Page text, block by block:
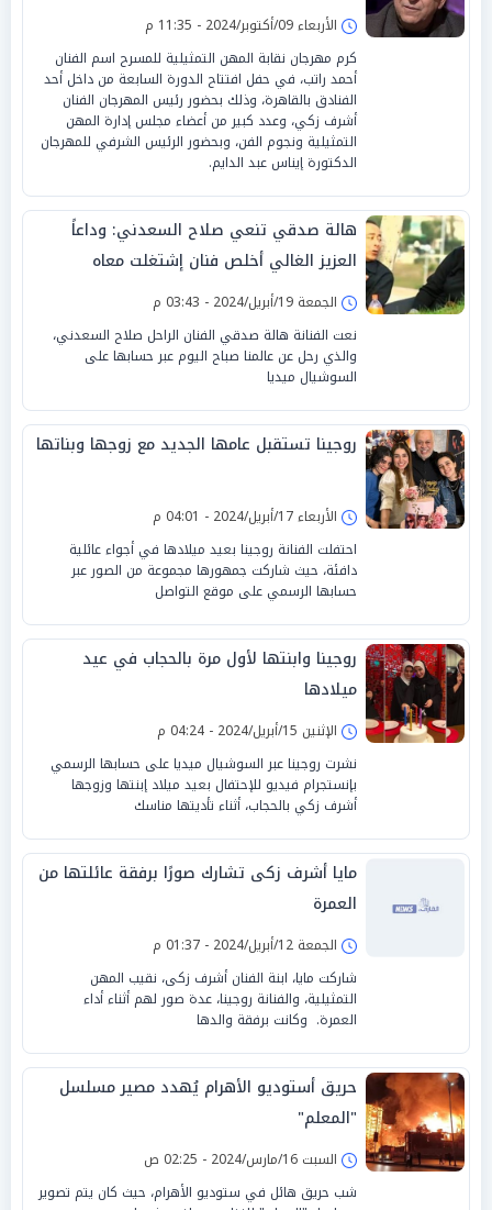
الأربعاء 09/أكتوبر/2024 - 11:35 م
كرم مهرجان نقابة المهن التمثيلية للمسرح اسم الفنان
أحمد راتب، في حفل افتتاح الدورة السابعة من داخل أحد
الفنادق بالقاهرة، وذلك بحضور رئيس المهرجان الفنان
أشرف زكي، وعدد كبير من أعضاء مجلس إدارة المهن
التمثيلية ونجوم الفن، وبحضور الرئيس الشرفي للمهرجان
الدكتورة إيناس عبد الدايم.
هالة صدقي تنعي صلاح السعدني: وداعاً
العزيز الغالي أخلص فنان إشتغلت معاه
الجمعة 19/أبريل/2024 - 03:43 م
نعت الفنانة هالة صدقي الفنان الراحل صلاح السعدني،
والذي رحل عن عالمنا صباح اليوم عبر حسابها على
السوشيال ميديا
روجينا تستقبل عامها الجديد مع زوجها وبناتها
الأربعاء 17/أبريل/2024 - 04:01 م
احتفلت الفنانة روجينا بعيد ميلادها في أجواء عائلية
دافئة، حيث شاركت جمهورها مجموعة من الصور عبر
حسابها الرسمي على موقع التواصل
روجينا وابنتها لأول مرة بالحجاب في عيد
ميلادها
الإثنين 15/أبريل/2024 - 04:24 م
نشرت روجينا عبر السوشيال ميديا على حسابها الرسمي
بإنستجرام فيديو للإحتفال بعيد ميلاد إبنتها وزوجها
أشرف زكي بالحجاب، أثناء تأديتها مناسك
مايا أشرف زكى تشارك صورًا برفقة عائلتها من
العمرة
الجمعة 12/أبريل/2024 - 01:37 م
شاركت مايا، ابنة الفنان أشرف زكى، نقيب المهن
التمثيلية، والفنانة روجينا، عدة صور لهم أثناء أداء
العمرة. وكانت برفقة والدها
حريق أستوديو الأهرام يُهدد مصير مسلسل
"المعلم"
السبت 16/مارس/2024 - 02:25 ص
شب حريق هائل في ستوديو الأهرام، حيث كان يتم تصوير